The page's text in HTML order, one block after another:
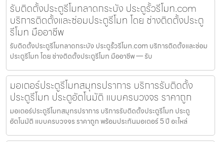
รับติดตั้งประตูรีโมทลาดกระบัง ประตูรั้วรีโมท.com
บริการติดตั้งและซ่อมประตูรีโมท โดย ช่างติดตั้งประตู
รีโมท มืออาชีพ
รับติดตั้งประตูรีโมทลาดกระบัง ประตูรั้วรีโมท.com บริการติดตั้งและซ่อม
ประตูรีโมท โดย ช่างติดตั้งประตูรีโมท มืออาชีพ — รับ
มอเตอร์ประตูรีโมทสมุทรปราการ บริการรับติดตั้ง
ประตูรีโมท ประตูอัตโนมัติ แบบครบวงจร ราคาถูก
มอเตอร์ประตูรีโมทสมุทรปราการ บริการรับติดตั้งประตูรีโมท ประตู
อัตโนมัติ แบบครบวงจร ราคาถูก พร้อมประกันมอเตอร์ 5 ปี อะไหล่